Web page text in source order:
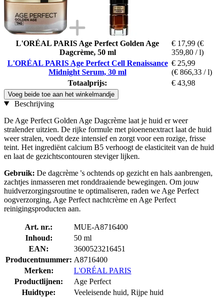
L'ORÉAL PARIS Age Perfect Golden Age
Dagcrème, 50 ml
€ 17,99 (€
359,80 / l)
L'ORÉAL PARIS Age Perfect Cell Renaissance
Midnight Serum, 30 ml
€ 25,99
(€ 866,33 / l)
Totaalprijs:
€ 43,98
Voeg beide toe aan het winkelmandje
Beschrijving
De Age Perfect Golden Age Dagcrème laat je huid er weer
stralender uitzien. De rijke formule met pioenenextract laat de huid
weer stralen, voedt deze intensief en zorgt voor een rozige, frisse
teint. Het ingrediënt calcium B5 verhoogt de elasticiteit van de huid
en laat de gezichtscontouren steviger lijken.
Gebruik: De dagcrème 's ochtends op gezicht en hals aanbrengen,
zachtjes inmasseren met ronddraaiende bewegingen. Om jouw
huidverzorgingsroutine te optimaliseren, raden we Age Perfect
oogverzorging, Age Perfect nachtcrème en Age Perfect
reinigingsproducten aan.
Art. nr.:
MUE-A8716400
Inhoud:
50 ml
EAN:
3600523216451
Producentnummer: A8716400
Merken:
L'ORÉAL PARIS
Productlijnen:
Age Perfect
Huidtype:
Veeleisende huid, Rijpe huid